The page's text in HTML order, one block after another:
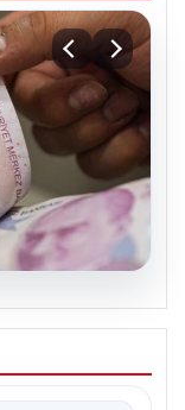
yatacak?
ikramiye